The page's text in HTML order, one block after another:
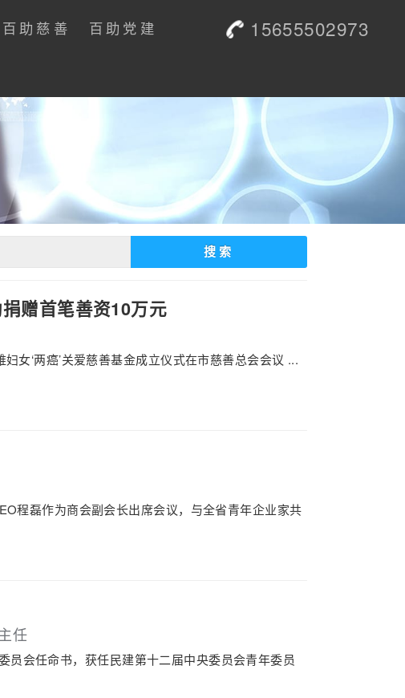
百助慈善 百助党建 15655502973
搜索
赠首笔善资10万元
女‘两癌’关爱慈善基金成立仪式在市慈善总会会议 ...
程磊作为商会副会长出席会议，与全省青年企业家共
任
会任命书，获任民建第十二届中央委员会青年委员